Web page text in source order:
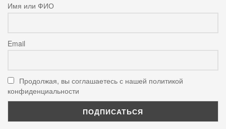
Имя или ФИО
Email
Продолжая, вы соглашаетесь с нашей политикой
конфиденциальности